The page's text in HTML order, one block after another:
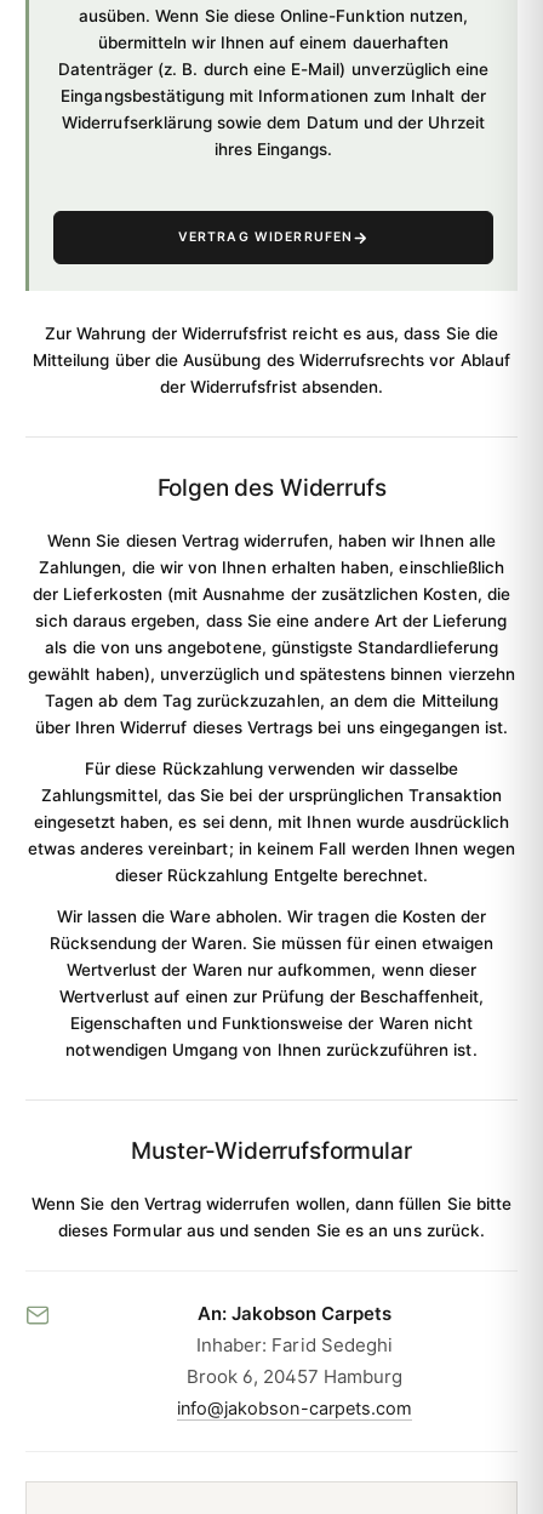
ausüben. Wenn Sie diese Online-Funktion nutzen,
übermitteln wir Ihnen auf einem dauerhaften
Datenträger (z. B. durch eine E-Mail) unverzüglich eine
Eingangsbestätigung mit Informationen zum Inhalt der
Widerrufserklärung sowie dem Datum und der Uhrzeit
ihres Eingangs.
VERTRAG WIDERRUFEN
Zur Wahrung der Widerrufsfrist reicht es aus, dass Sie die
Mitteilung über die Ausübung des Widerrufsrechts vor Ablauf
der Widerrufsfrist absenden.
Folgen des Widerrufs
Wenn Sie diesen Vertrag widerrufen, haben wir Ihnen alle
Zahlungen, die wir von Ihnen erhalten haben, einschließlich
der Lieferkosten (mit Ausnahme der zusätzlichen Kosten, die
sich daraus ergeben, dass Sie eine andere Art der Lieferung
als die von uns angebotene, günstigste Standardlieferung
gewählt haben), unverzüglich und spätestens binnen vierzehn
Tagen ab dem Tag zurückzuzahlen, an dem die Mitteilung
über Ihren Widerruf dieses Vertrags bei uns eingegangen ist.
Für diese Rückzahlung verwenden wir dasselbe
Zahlungsmittel, das Sie bei der ursprünglichen Transaktion
eingesetzt haben, es sei denn, mit Ihnen wurde ausdrücklich
etwas anderes vereinbart; in keinem Fall werden Ihnen wegen
dieser Rückzahlung Entgelte berechnet.
Wir lassen die Ware abholen. Wir tragen die Kosten der
Rücksendung der Waren. Sie müssen für einen etwaigen
Wertverlust der Waren nur aufkommen, wenn dieser
Wertverlust auf einen zur Prüfung der Beschaffenheit,
Eigenschaften und Funktionsweise der Waren nicht
notwendigen Umgang von Ihnen zurückzuführen ist.
Muster-Widerrufsformular
Wenn Sie den Vertrag widerrufen wollen, dann füllen Sie bitte
dieses Formular aus und senden Sie es an uns zurück.
An: Jakobson Carpets
Inhaber: Farid Sedeghi
Brook 6, 20457 Hamburg
info@jakobson-carpets.com